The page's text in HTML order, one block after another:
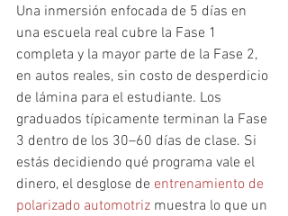
Una inmersión enfocada de 5 días en
una escuela real cubre la Fase 1
completa y la mayor parte de la Fase 2,
en autos reales, sin costo de desperdicio
de lámina para el estudiante. Los
graduados típicamente terminan la Fase
3 dentro de los 30–60 días de clase. Si
estás decidiendo qué programa vale el
dinero, el desglose de entrenamiento de
polarizado automotriz muestra lo que un